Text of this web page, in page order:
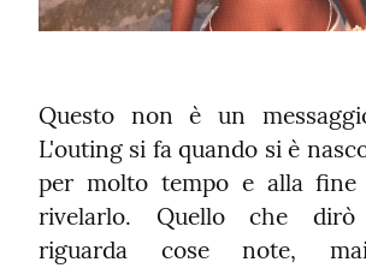
Questo non è un
L'outing si fa quando si è
per molto tempo e alla fine
rivelarlo. Quello che
riguarda cose note,